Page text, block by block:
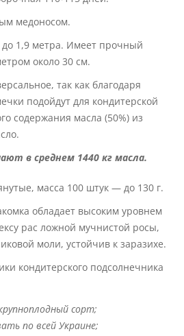
медоносом.
до 1,9 метра. Имеет прочный
около 30 см.
так как благодаря
подойдут для кондитерской
содержания масла (50%) из
в среднем 1440 кг масла.
масса 100 штук — до 130 г.
обладает высоким уровнем
рас ложной мучнистой росы,
моли, устойчив к заразихе.
кондитерского подсолнечника
сорт;
по всей Украине;